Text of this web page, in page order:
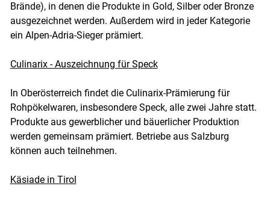
Brände), in denen die Produkte in Gold, Silber oder Bronze
ausgezeichnet werden. Außerdem wird in jeder Kategorie
ein Alpen-Adria-Sieger prämiert.
Culinarix - Auszeichnung für Speck
In Oberösterreich findet die Culinarix-Prämierung für
Rohpökelwaren, insbesondere Speck, alle zwei Jahre statt.
Produkte aus gewerblicher und bäuerlicher Produktion
werden gemeinsam prämiert. Betriebe aus Salzburg
können auch teilnehmen.
Käsiade in Tirol